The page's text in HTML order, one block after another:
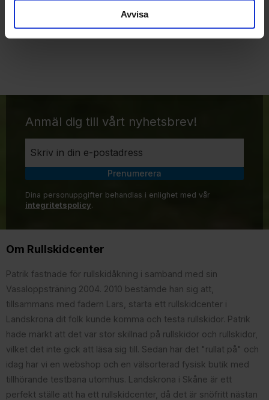
Avvisa
Anmäl dig till vårt nyhetsbrev!
Prenumerera
Dina personuppgifter behandlas i enlighet med vår
integritetspolicy.
Om Rullskidcenter
Patrik fastnade för rullskidåkning i samband med sin
Vasaloppsträning 2004. 2010 bestämde han sig att,
tillsammans med fadern Lars, starta ett rullskidcenter i
Landskrona dit folk kunde komma och testa rullskidor. Patrik
hade märkt att det var stor skillnad på rullskidor och rullskidor,
vilket det inte gick att läsa sig till. Sedan har det "rullat på" och
idag har vi en webshop och en välsorterad fysisk butik med
tillhörande testbana utomhus. Landskrona i Skåne är ett
perfekt ställe att ha ett rullskidcenter, då det är snöfritt nästan